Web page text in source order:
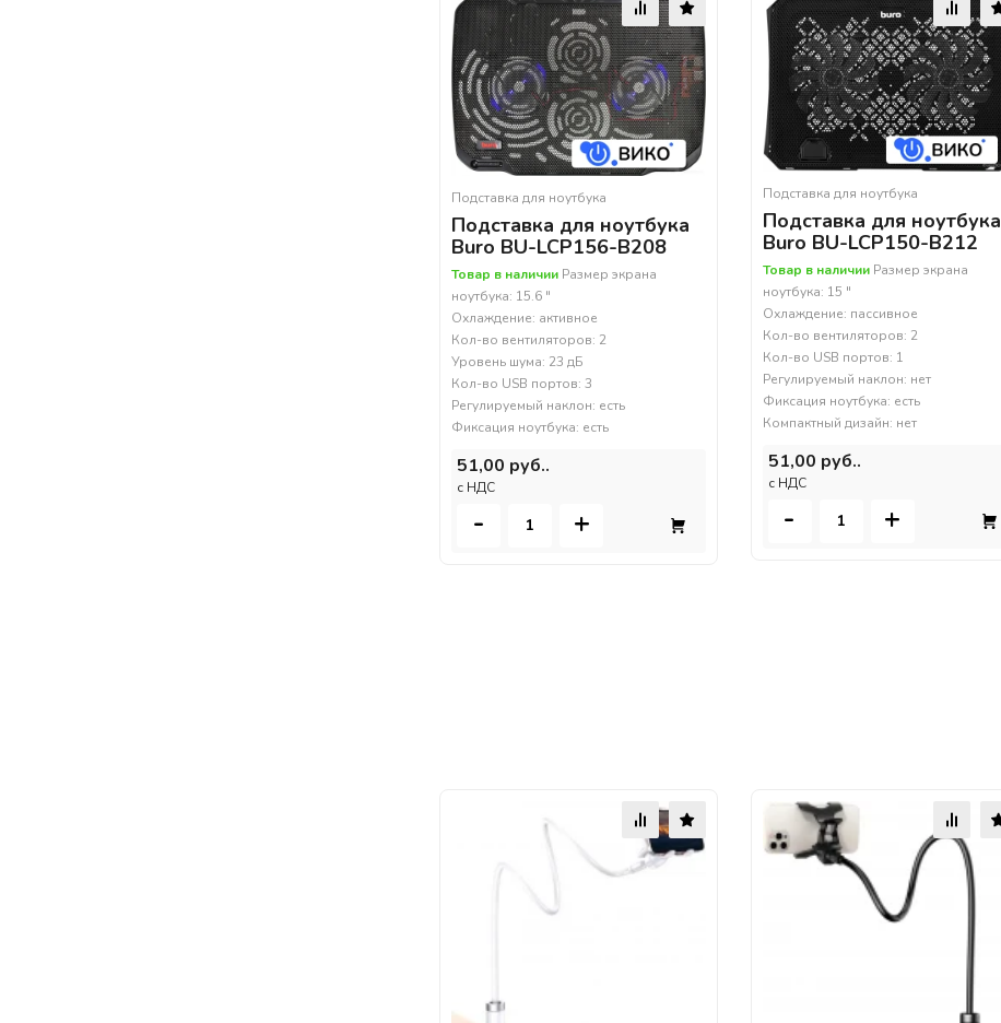
Подставка для ноутбука
Подставка для ноутбука
Buro BU-LCP156-B208
Товар в наличии Размер экрана
ноутбука: 15.6 "
Охлаждение: активное
Кол-во вентиляторов: 2
Уровень шума: 23 дБ
Кол-во USB портов: 3
Регулируемый наклон: есть
Фиксация ноутбука: есть
51,00 руб..
c НДС
- +
Подставка для ноутбука
Подставка для ноутбука
Buro BU-LCP150-B212
Товар в наличииРазмер экрана
ноутбука: 15 "
Охлаждение: пассивное
Кол-во вентиляторов: 2
Кол-во USB портов: 1
Регулируемый наклон: нет
Фиксация ноутбука: есть
Компактный дизайн: нет
51,00 руб..
c НДС
- +